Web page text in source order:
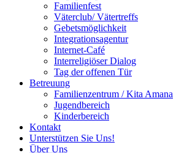
Familienfest
Väterclub/ Vätertreffs
Gebetsmöglichkeit
Integrationsagentur
Internet-Café
Interreligiöser Dialog
Tag der offenen Tür
Betreuung
Familienzentrum / Kita Amana
Jugendbereich
Kinderbereich
Kontakt
Unterstützen Sie Uns!
Über Uns